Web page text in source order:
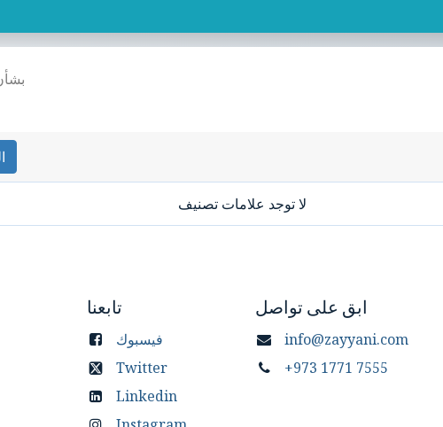
لا توجد علامات تصنيف
تابعنا
فيسبوك
Twitter
Linkedin
ابق على تواصل
info@zayyani.com
+973 1771 7555